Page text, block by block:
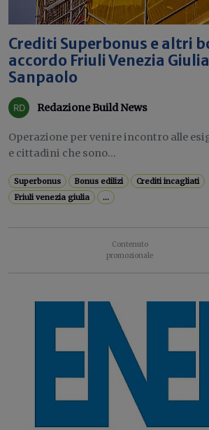
Crediti Superbonus e altri
accordo Friuli Venezia
Sanpaolo
Redazione Build News
Operazione per venire incontro alle
e cittadini che sono...
Superbonus Bonus edilizi
Crediti incagliati
Friuli venezia giulia
...